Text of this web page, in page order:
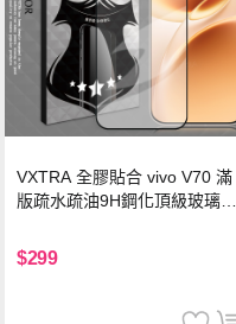
VXTRA 全膠貼合 vivo V70 滿
版疏水疏油9H鋼化頂級玻璃貼
$299